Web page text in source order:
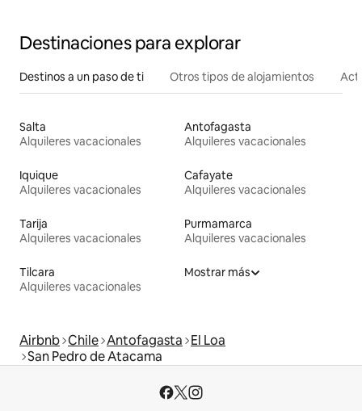
Destinaciones para explorar
Destinos a un paso de ti Otros tipos de alojamientos
Salta
Alquileres vacacionales
Antofagasta
Alquileres vacacionales
Iquique
Alquileres vacacionales
Cafayate
Alquileres vacacionales
Tarija
Alquileres vacacionales
Purmamarca
Alquileres vacacionales
Tilcara
Alquileres vacacionales
Mostrar más
Airbnb Chile Antofagasta El Loa
San Pedro de Atacama